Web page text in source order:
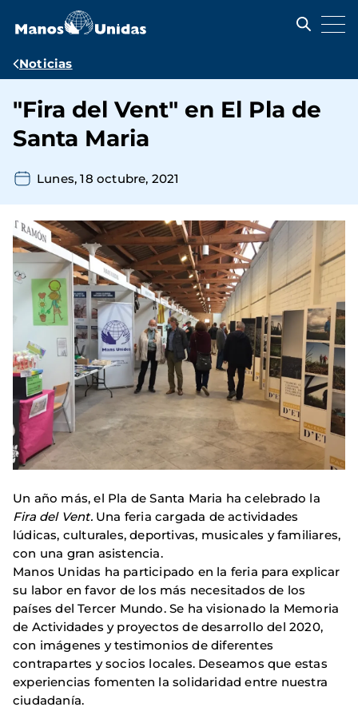
contenido
Ruta
navegación
Noticias
"Fira del Vent" en El Pla de
Santa Maria
Lunes, 18 octubre, 2021
Un año más, el Pla de Santa Maria ha celebrado la
Fira del Vent. Una feria cargada de actividades
lúdicas, culturales, deportivas, musicales y familiares,
con una gran asistencia.
Manos Unidas ha participado en la feria para explicar
su labor en favor de los más necesitados de los
países del Tercer Mundo. Se ha visionado la Memoria
de Actividades y proyectos de desarrollo del 2020,
con imágenes y testimonios de diferentes
contrapartes y socios locales. Deseamos que estas
experiencias fomenten la solidaridad entre nuestra
ciudadanía.